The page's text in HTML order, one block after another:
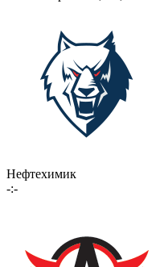
Нефтехимик
-:-